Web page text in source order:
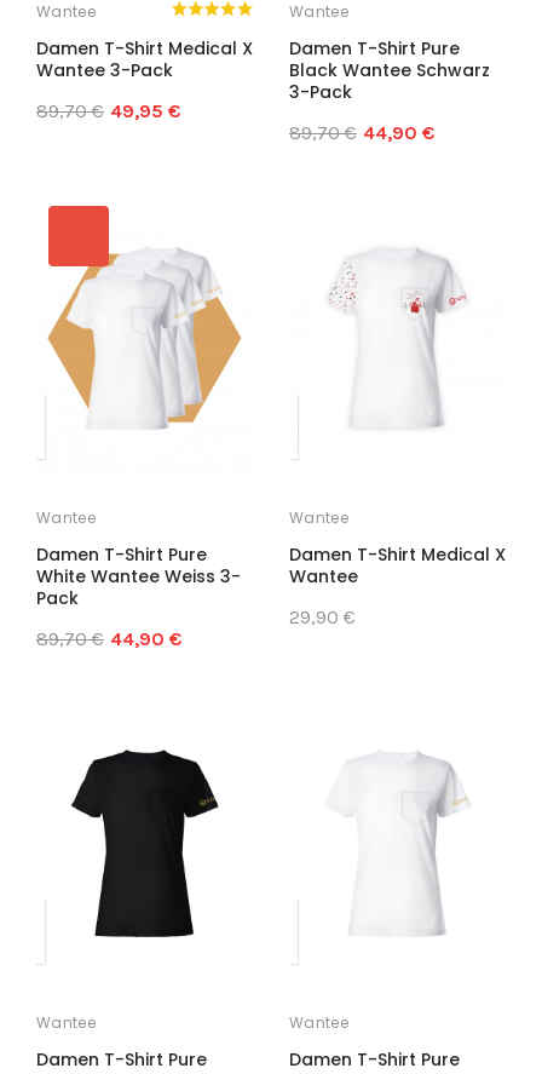
Wantee
Damen T-Shirt Medical X
Wantee 3-Pack
89,70 € 49,95 €
Wantee
Damen T-Shirt Pure
Black Wantee Schwarz
3-Pack
89,70 € 44,90 €
Wantee
Damen T-Shirt Pure
White Wantee Weiss 3-
Pack
89,70 € 44,90 €
Wantee
Damen T-Shirt Medical X
Wantee
29,90 €
Wantee
Damen T-Shirt Pure
Wantee
Damen T-Shirt Pure